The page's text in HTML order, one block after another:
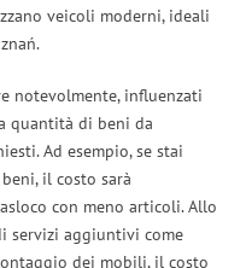
veicoli moderni, ideali
notevolmente, influenzati
quantità di beni da
Ad esempio, se stai
il costo sarà
con meno articoli. Allo
servizi aggiuntivi come
dei mobili, il costo